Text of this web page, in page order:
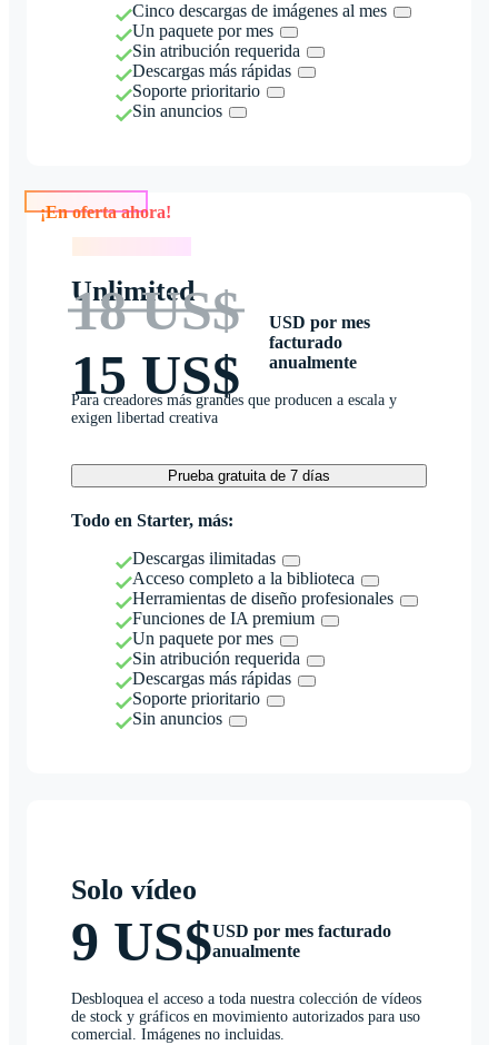
Cinco descargas de imágenes al mes
Un paquete por mes
Sin atribución requerida
Descargas más rápidas
Soporte prioritario
Sin anuncios
Unlimited
18 US$
15 US$
USD por mes
facturado
anualmente
Para creadores más grandes que producen a escala y
exigen libertad creativa
Prueba gratuita de 7 días
Todo en Starter, más:
Descargas ilimitadas
Acceso completo a la biblioteca
Herramientas de diseño profesionales
Funciones de IA premium
Un paquete por mes
Sin atribución requerida
Descargas más rápidas
Soporte prioritario
Sin anuncios
Solo vídeo
9 US$USD por mes facturado
anualmente
Desbloquea el acceso a toda nuestra colección de vídeos
de stock y gráficos en movimiento autorizados para uso
comercial. Imágenes no incluidas.